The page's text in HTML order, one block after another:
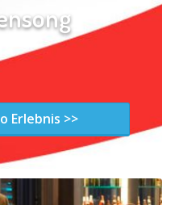
Erlebnis >>